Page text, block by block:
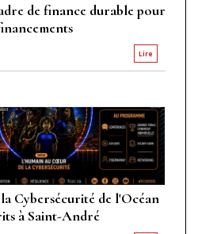
de finance durable pour
Lire
Cybersécurité de l'Océan
à Saint-André